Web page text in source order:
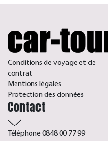
Conditions de voyage et de
contrat
Mentions légales
Protection des données
Contact
Téléphone 0848 00 77 99